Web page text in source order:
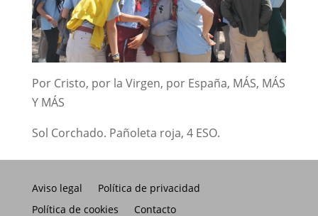
Por Cristo, por la Virgen, por España, MÁS, MÁS
Y MÁS
Sol Corchado. Pañoleta roja, 4 ESO.
Aviso legal
Política de privacidad
Política de cookies
Contacto